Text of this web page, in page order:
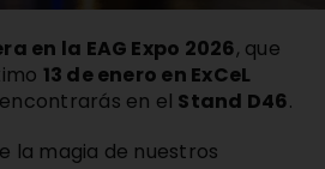
en la EAG Expo 2026, que
13 de enero en ExCeL
en el Stand D46.
la magia de nuestros